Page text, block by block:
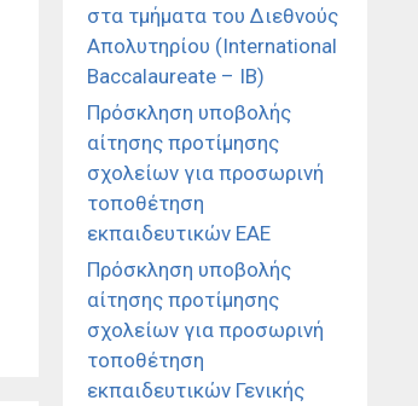
στα τμήματα του Διεθνούς
Απολυτηρίου (International
Baccalaureate – IB)
Πρόσκληση υποβολής
αίτησης προτίμησης
σχολείων για προσωρινή
τοποθέτηση
εκπαιδευτικών ΕΑΕ
Πρόσκληση υποβολής
αίτησης προτίμησης
σχολείων για προσωρινή
τοποθέτηση
εκπαιδευτικών Γενικής